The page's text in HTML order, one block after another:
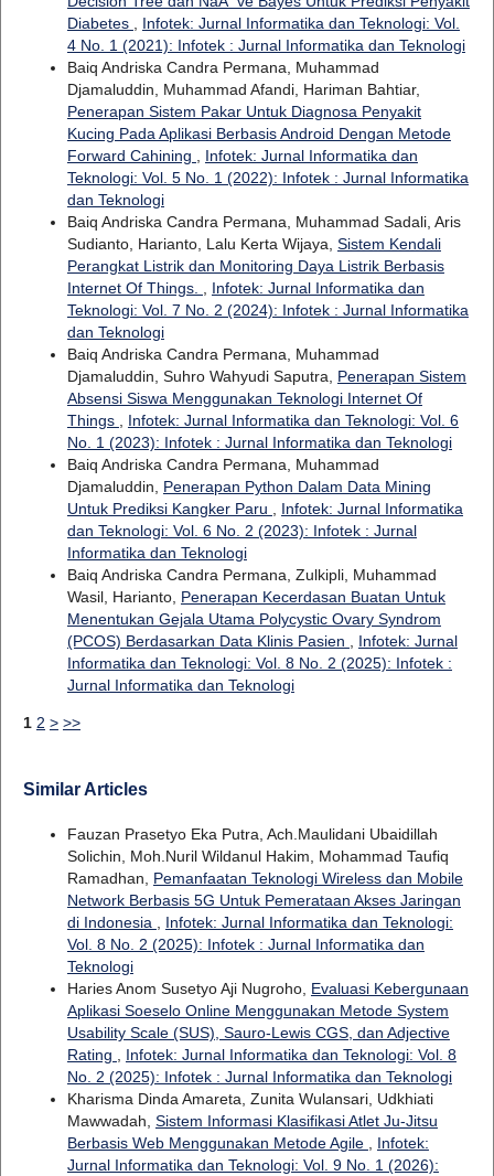
Diabetes
Infotek: Jurnal Informatika dan Teknologi: Vol.
4 No. 1 (2021): Infotek : Jurnal Informatika dan Teknologi
Baiq Andriska Candra Permana, Muhammad
Djamaluddin, Muhammad Afandi, Hariman Bahtiar,
Penerapan Sistem Pakar Untuk Diagnosa Penyakit
Kucing Pada Aplikasi Berbasis Android Dengan Metode
Forward Cahining
Infotek: Jurnal Informatika dan
Teknologi: Vol. 5 No. 1 (2022): Infotek : Jurnal Informatika
dan Teknologi
Baiq Andriska Candra Permana, Muhammad Sadali, Aris
Sudianto, Harianto, Lalu Kerta Wijaya, Sistem Kendali
Perangkat Listrik dan Monitoring Daya Listrik Berbasis
Internet Of Things.
Infotek: Jurnal Informatika dan
Teknologi: Vol. 7 No. 2 (2024): Infotek : Jurnal Informatika
dan Teknologi
Baiq Andriska Candra Permana, Muhammad
Djamaluddin, Suhro Wahyudi Saputra, Penerapan Sistem
Absensi Siswa Menggunakan Teknologi Internet Of
Things
Infotek: Jurnal Informatika dan Teknologi: Vol. 6
No. 1 (2023): Infotek : Jurnal Informatika dan Teknologi
Baiq Andriska Candra Permana, Muhammad
Djamaluddin, Penerapan Python Dalam Data Mining
Untuk Prediksi Kangker Paru
Infotek: Jurnal Informatika
dan Teknologi: Vol. 6 No. 2 (2023): Infotek : Jurnal
Informatika dan Teknologi
Baiq Andriska Candra Permana, Zulkipli, Muhammad
Wasil, Harianto, Penerapan Kecerdasan Buatan Untuk
Menentukan Gejala Utama Polycystic Ovary Syndrom
(PCOS) Berdasarkan Data Klinis Pasien
Infotek: Jurnal
Informatika dan Teknologi: Vol. 8 No. 2 (2025): Infotek :
Jurnal Informatika dan Teknologi
1 2 > >>
Similar Articles
Fauzan Prasetyo Eka Putra, Ach.Maulidani Ubaidillah
Solichin, Moh.Nuril Wildanul Hakim, Mohammad Taufiq
Ramadhan, Pemanfaatan Teknologi Wireless dan Mobile
Network Berbasis 5G Untuk Pemerataan Akses Jaringan
di Indonesia
Infotek: Jurnal Informatika dan Teknologi:
Vol. 8 No. 2 (2025): Infotek : Jurnal Informatika dan
Teknologi
Haries Anom Susetyo Aji Nugroho, Evaluasi Kebergunaan
Aplikasi Soeselo Online Menggunakan Metode System
Usability Scale (SUS), Sauro-Lewis CGS, dan Adjective
Rating
Infotek: Jurnal Informatika dan Teknologi: Vol. 8
No. 2 (2025): Infotek : Jurnal Informatika dan Teknologi
Kharisma Dinda Amareta, Zunita Wulansari, Udkhiati
Mawwadah, Sistem Informasi Klasifikasi Atlet Ju-Jitsu
Berbasis Web Menggunakan Metode Agile
Infotek:
Jurnal Informatika dan Teknologi: Vol. 9 No. 1 (2026):